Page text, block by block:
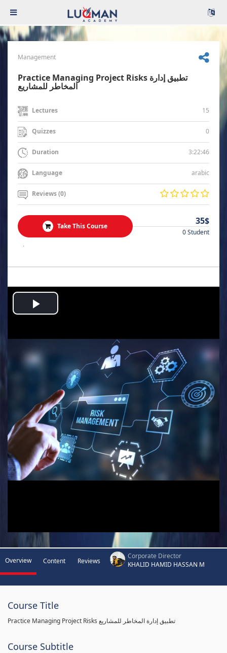
Management
Practice Managing Project Risks تطبيق إدارة
المخاطر للمشاريع
Lectures 15
Quizzes 0
Duration 3:22:46
Language arabic
Reviews (0)
Take This Course 35$
0 Student
.
Play
Video
Overview Content Reviews
Corporate Director
KHALID HAMID HASSAN M
Course Title
Practice Managing Project Risks تطبيق إدارة المخاطر للمشاريع
Course Subtitle